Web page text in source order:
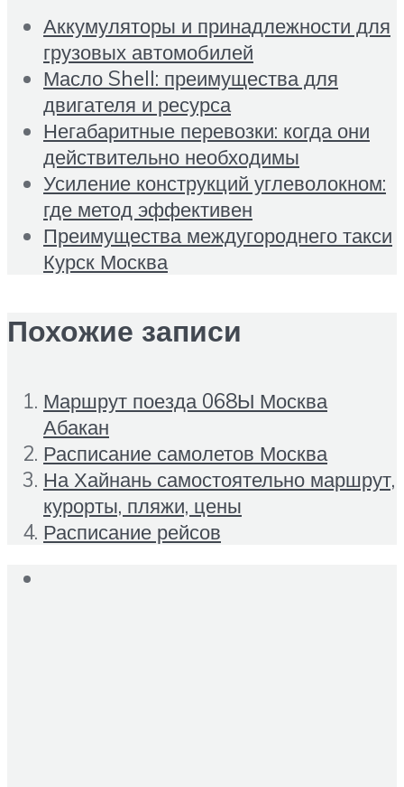
Аккумуляторы и принадлежности для
грузовых автомобилей
Масло Shell: преимущества для
двигателя и ресурса
Негабаритные перевозки: когда они
действительно необходимы
Усиление конструкций углеволокном:
где метод эффективен
Преимущества междугороднего такси
Курск Москва
Похожие записи
Маршрут поезда 068Ы Москва
Абакан
Расписание самолетов Москва
На Хайнань самостоятельно маршрут,
курорты, пляжи, цены
Расписание рейсов